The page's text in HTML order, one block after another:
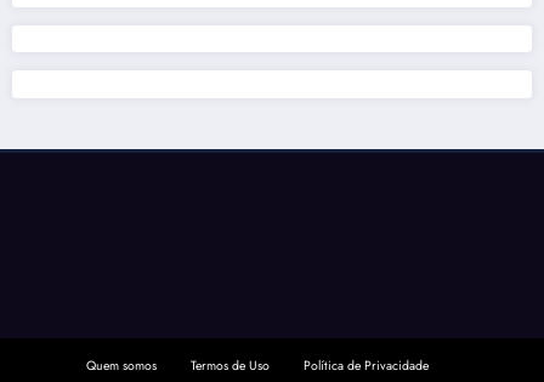
Quem somos Termos de Uso
Política de Privacidade